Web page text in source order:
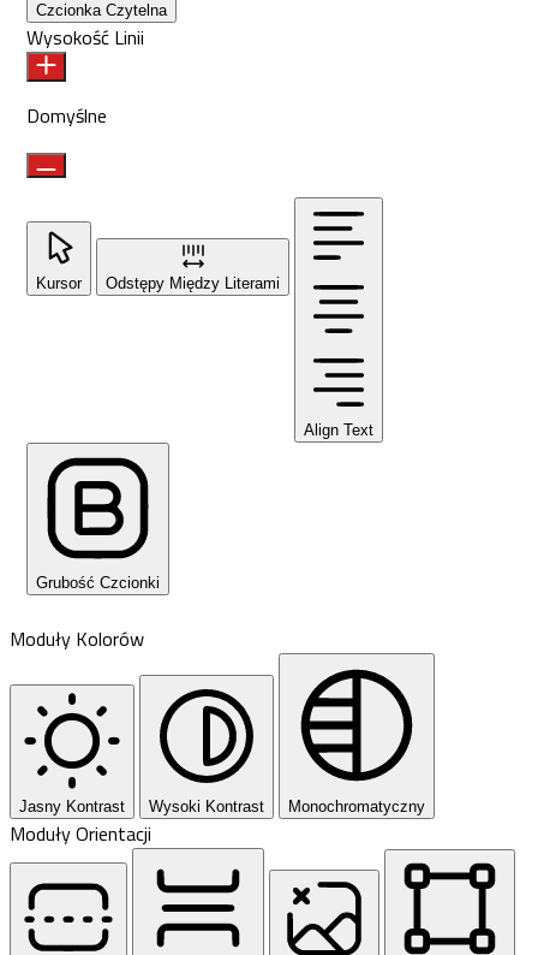
Czcionka Czytelna
Wysokość Linii
Domyślne
Kursor Odstępy Między Literami
Align Text
Grubość Czcionki
Moduły Kolorów
Jasny Kontrast Wysoki Kontrast Monochromatyczny
Moduły Orientacji